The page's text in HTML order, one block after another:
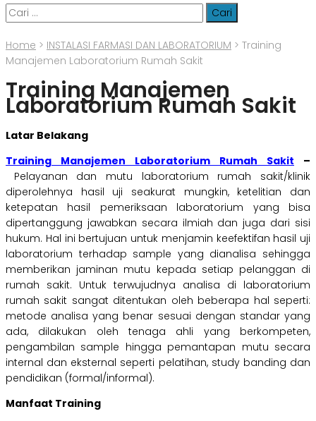
Cari
untuk:
Home > INSTALASI FARMASI DAN LABORATORIUM > Training
Manajemen Laboratorium Rumah Sakit
Training Manajemen
Laboratorium Rumah Sakit
Latar Belakang
Training Manajemen Laboratorium Rumah Sakit
–
Pelayanan dan mutu laboratorium rumah sakit/klinik
diperolehnya hasil uji seakurat mungkin, ketelitian dan
ketepatan hasil pemeriksaan laboratorium yang bisa
dipertanggung jawabkan secara ilmiah dan juga dari sisi
hukum. Hal ini bertujuan untuk menjamin keefektifan hasil uji
laboratorium terhadap sample yang dianalisa sehingga
memberikan jaminan mutu kepada setiap pelanggan di
rumah sakit. Untuk terwujudnya analisa di laboratorium
rumah sakit sangat ditentukan oleh beberapa hal seperti:
metode analisa yang benar sesuai dengan standar yang
ada, dilakukan oleh tenaga ahli yang berkompeten,
pengambilan sample hingga pemantapan mutu secara
internal dan eksternal seperti pelatihan, study banding dan
pendidikan (formal/informal).
Manfaat Training